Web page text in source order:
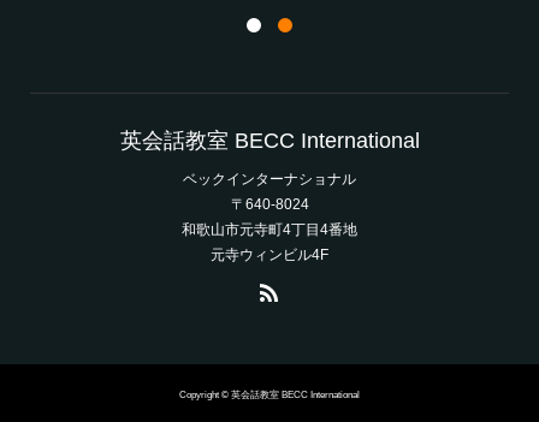
英会話教室 BECC International
ベックインターナショナル
〒640-8024
和歌山市元寺町4丁目4番地
元寺ウィンビル4F
Copyright © 英会話教室 BECC International